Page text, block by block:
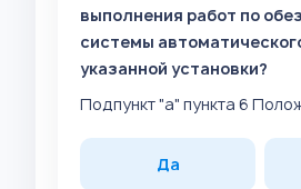
выполнения работ по
системы
указанной установки?
Подпункт "а" пункта 6
Да